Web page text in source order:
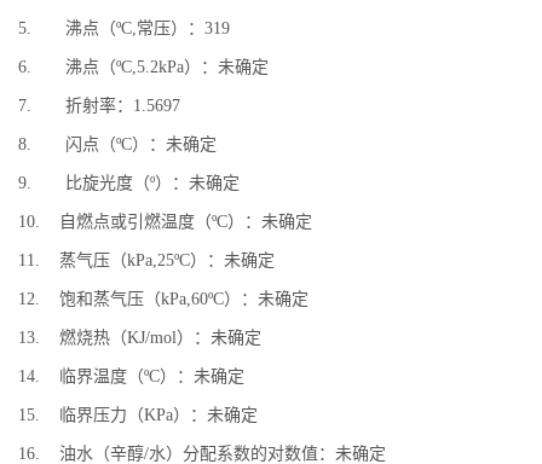
5. 沸点（ºC,常压）：319
6. 沸点（ºC,5.2kPa）：未确定
7. 折射率：1.5697
8. 闪点（ºC）：未确定
9. 比旋光度（º）：未确定
10. 自燃点或引燃温度（ºC）：未确定
11. 蒸气压（kPa,25ºC）：未确定
12. 饱和蒸气压（kPa,60ºC）：未确定
13. 燃烧热（KJ/mol）：未确定
14. 临界温度（ºC）：未确定
15. 临界压力（KPa）：未确定
16. 油水（辛醇/水）分配系数的对数值：未确定